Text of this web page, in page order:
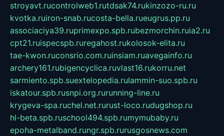
stroyavt.rucontrolweb1.rutdsak74.rukinzozo-ru.ru
kvotka.ruiron-snab.rucosta-bella.rueugrus.pp.ru
associaciya39.ruprimexpo.spb.rubezmorchin.ruia2.ru
cpt21.ruispecspb.ruregahost.rukolosok-elita.ru
tae-kwon.ruconsrio.com.ruinsiam.ruavegainfo.ru
archery161.rubigencyclica.ruvlast16.rukorru.net
sarmiento.spb.suextelopedia.rulammin-suo.spb.ru
iskatour.spb.rusnpi.org.rurunning-line.ru
krygeva-spa.ruchel.net.rurust-loco.rudugshop.ru
hl-beta.spb.ruschool494.spb.rumymubaby.ru
epoha-metalband.rungr.spb.rurusgosnews.com